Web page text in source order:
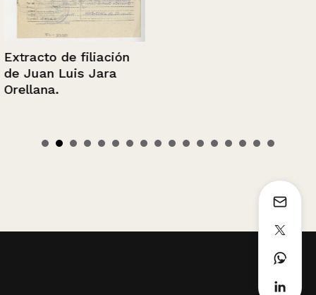
Extracto de filiación
de Juan Luis Jara
Orellana.